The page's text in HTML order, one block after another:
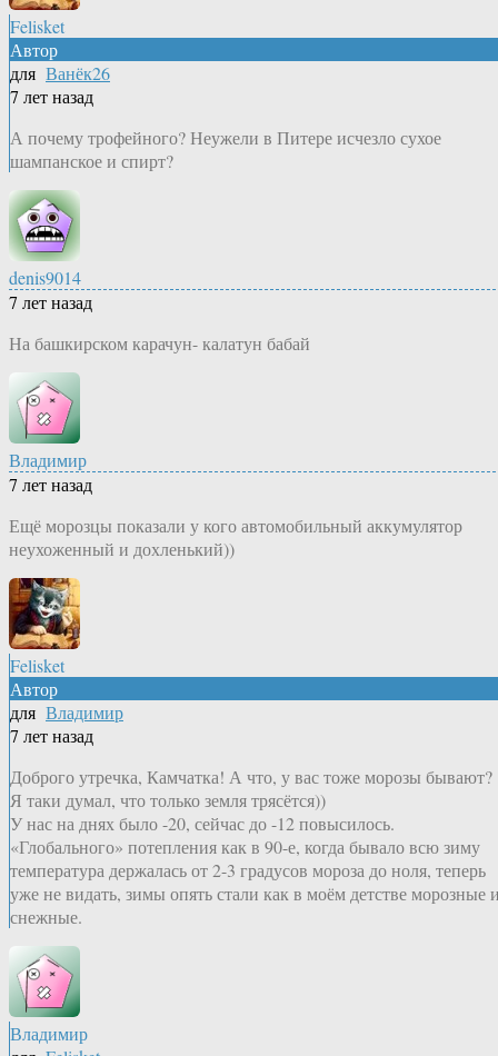
Felisket
Автор
для Ванёк26
7 лет назад
А почему трофейного? Неужели в Питере исчезло сухое
шампанское и спирт?
denis9014
7 лет назад
На башкирском карачун- калатун бабай
Владимир
7 лет назад
Ещё морозцы показали у кого автомобильный аккумулятор
неухоженный и дохленький))
Felisket
Автор
для Владимир
7 лет назад
Доброго утречка, Камчатка! А что, у вас тоже морозы бывают?
Я таки думал, что только земля трясётся))
У нас на днях было -20, сейчас до -12 повысилось.
«Глобального» потепления как в 90-е, когда бывало всю зиму
температура держалась от 2-3 градусов мороза до ноля, теперь
уже не видать, зимы опять стали как в моём детстве морозные
снежные.
Владимир